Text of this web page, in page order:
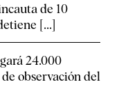
de 10
[...]
24.000
observación del